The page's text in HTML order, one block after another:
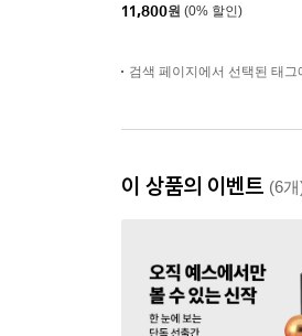
11,800원 (0% 할인)
검색 페이지에서 선택된 태
이 상품의 이벤트 (6개